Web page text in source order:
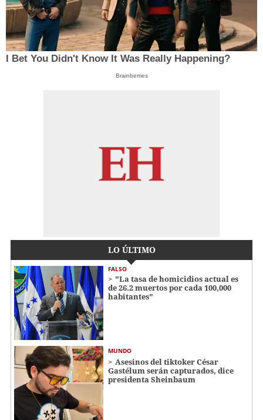
I Bet You Didn't Know It Was Really Happening?
Brainberries
LO ÚLTIMO
FALSO
"La tasa de homicidios actual es
de 26.2 muertos por cada 100,000
habitantes"
MUNDO
Asesinos del tiktoker César
Gastélum serán capturados, dice
presidenta Sheinbaum